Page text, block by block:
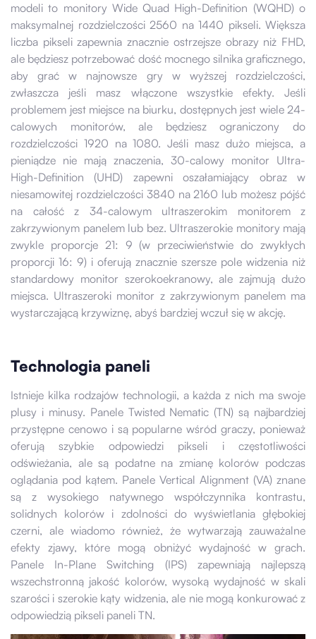
modeli to monitory Wide Quad High-Definition (WQHD) o
maksymalnej rozdzielczości 2560 na 1440 pikseli. Większa
liczba pikseli zapewnia znacznie ostrzejsze obrazy niż FHD,
ale będziesz potrzebować dość mocnego silnika graficznego,
aby grać w najnowsze gry w wyższej rozdzielczości,
zwłaszcza jeśli masz włączone wszystkie efekty. Jeśli
problemem jest miejsce na biurku, dostępnych jest wiele 24-
calowych monitorów, ale będziesz ograniczony do
rozdzielczości 1920 na 1080. Jeśli masz dużo miejsca, a
pieniądze nie mają znaczenia, 30-calowy monitor Ultra-
High-Definition (UHD) zapewni oszałamiający obraz w
niesamowitej rozdzielczości 3840 na 2160 lub możesz pójść
na całość z 34-calowym ultraszerokim monitorem z
zakrzywionym panelem lub bez. Ultraszerokie monitory mają
zwykle proporcje 21: 9 (w przeciwieństwie do zwykłych
proporcji 16: 9) i oferują znacznie szersze pole widzenia niż
standardowy monitor szerokoekranowy, ale zajmują dużo
miejsca. Ultraszeroki monitor z zakrzywionym panelem ma
wystarczającą krzywiznę, abyś bardziej wczuł się w akcję.
Technologia paneli
Istnieje kilka rodzajów technologii, a każda z nich ma swoje
plusy i minusy. Panele Twisted Nematic (TN) są najbardziej
przystępne cenowo i są popularne wśród graczy, ponieważ
oferują szybkie odpowiedzi pikseli i częstotliwości
odświeżania, ale są podatne na zmianę kolorów podczas
oglądania pod kątem. Panele Vertical Alignment (VA) znane
są z wysokiego natywnego współczynnika kontrastu,
solidnych kolorów i zdolności do wyświetlania głębokiej
czerni, ale wiadomo również, że wytwarzają zauważalne
efekty zjawy, które mogą obniżyć wydajność w grach.
Panele In-Plane Switching (IPS) zapewniają najlepszą
wszechstronną jakość kolorów, wysoką wydajność w skali
szarości i szerokie kąty widzenia, ale nie mogą konkurować z
odpowiedzią pikseli paneli TN.